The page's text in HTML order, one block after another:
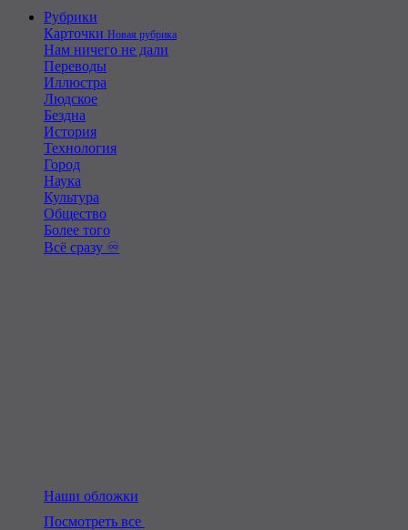
Рубрики
Карточки Новая рубрика
Нам ничего не дали
Переводы
Иллюстра
Людское
Бездна
История
Технология
Город
Наука
Культура
Общество
Более того
Всё сразу ♾️
Наши обложки
Посмотреть все